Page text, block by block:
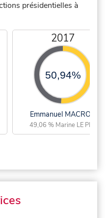
présidentielles à
2017
50,94%
Emmanuel MACRON
49,06 % Marine LE PEN